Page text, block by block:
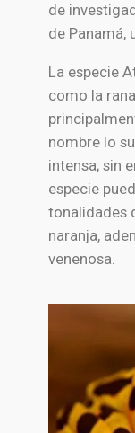
de
de Panamá,
La especie
como la
nombre lo
intensa; sin
especie
tonalidades
naranja,
venenosa.